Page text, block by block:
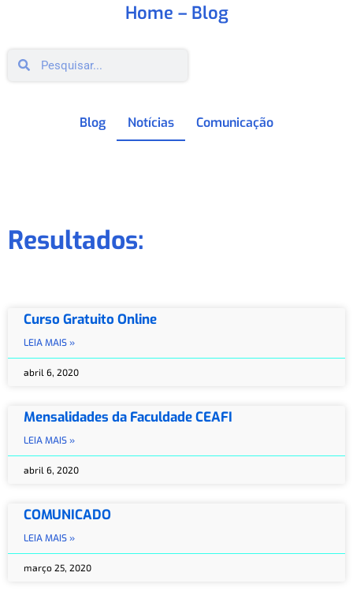
Home – Blog
Blog Notícias Comunicação
Resultados:
Curso Gratuito Online
LEIA MAIS »
abril 6, 2020
Mensalidades da Faculdade CEAFI
LEIA MAIS »
abril 6, 2020
COMUNICADO
LEIA MAIS »
março 25, 2020